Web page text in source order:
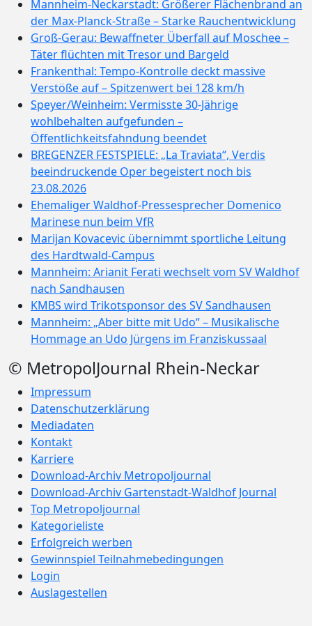
Mannheim-Neckarstadt: Größerer Flächenbrand an
der Max-Planck-Straße – Starke Rauchentwicklung
Groß-Gerau: Bewaffneter Überfall auf Moschee –
Täter flüchten mit Tresor und Bargeld
Frankenthal: Tempo-Kontrolle deckt massive
Verstöße auf – Spitzenwert bei 128 km/h
Speyer/Weinheim: Vermisste 30-Jährige
wohlbehalten aufgefunden –
Öffentlichkeitsfahndung beendet
BREGENZER FESTSPIELE: „La Traviata“, Verdis
beeindruckende Oper begeistert noch bis
23.08.2026
Ehemaliger Waldhof-Pressesprecher Domenico
Marinese nun beim VfR
Marijan Kovacevic übernimmt sportliche Leitung
des Hardtwald-Campus
Mannheim: Arianit Ferati wechselt vom SV Waldhof
nach Sandhausen
KMBS wird Trikotsponsor des SV Sandhausen
Mannheim: „Aber bitte mit Udo“ – Musikalische
Hommage an Udo Jürgens im Franziskussaal
© MetropolJournal Rhein-Neckar
Impressum
Datenschutzerklärung
Mediadaten
Kontakt
Karriere
Download-Archiv Metropoljournal
Download-Archiv Gartenstadt-Waldhof Journal
Top Metropoljournal
Kategorieliste
Erfolgreich werben
Gewinnspiel Teilnahmebedingungen
Login
Auslagestellen